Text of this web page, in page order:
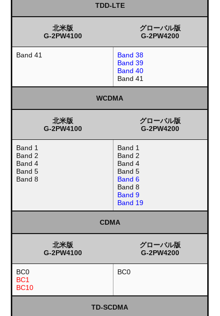
TDD-LTE
北米版
G-2PW4100
グローバル版
G-2PW4200
Band 41
Band 38
Band 39
Band 40
Band 41
WCDMA
北米版
G-2PW4100
グローバル版
G-2PW4200
Band 1
Band 2
Band 4
Band 5
Band 8
Band 1
Band 2
Band 4
Band 5
Band 6
Band 8
Band 9
Band 19
CDMA
北米版
G-2PW4100
グローバル版
G-2PW4200
BC0
BC1
BC10
BC0
TD-SCDMA